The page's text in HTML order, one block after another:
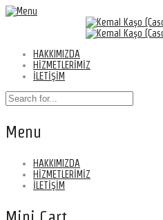
HAKKIMIZDA
HİZMETLERİMİZ
İLETİŞİM
Menu
HAKKIMIZDA
HİZMETLERİMİZ
İLETİŞİM